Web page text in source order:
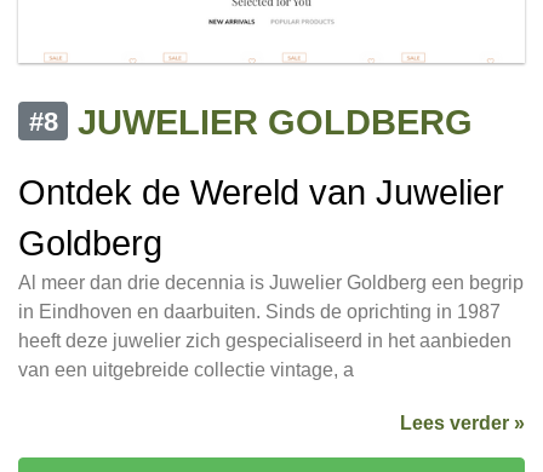
#8
JUWELIER GOLDBERG
Ontdek de Wereld van Juwelier
Goldberg
Al meer dan drie decennia is Juwelier Goldberg een begrip
in Eindhoven en daarbuiten. Sinds de oprichting in 1987
heeft deze juwelier zich gespecialiseerd in het aanbieden
van een uitgebreide collectie vintage, a
Lees verder »